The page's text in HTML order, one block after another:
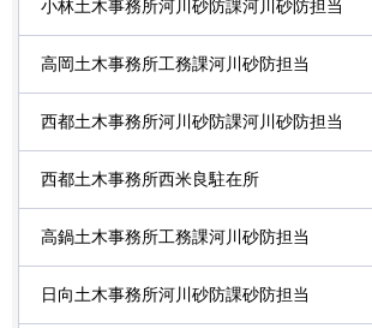
小林土木事務所河川砂防課河川砂防担当
高岡土木事務所工務課河川砂防担当
西都土木事務所河川砂防課河川砂防担当
西都土木事務所西米良駐在所
高鍋土木事務所工務課河川砂防担当
日向土木事務所河川砂防課砂防担当